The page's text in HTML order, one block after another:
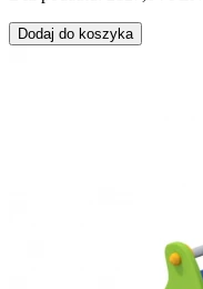
Dodaj do koszyka